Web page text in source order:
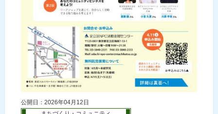
公開日：2026年04月12日